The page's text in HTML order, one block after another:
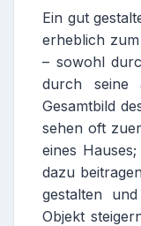
Ein gut
erheblich
– sowohl
durch seine
Gesamtbild
sehen oft
eines
dazu
gestalten
Objekt